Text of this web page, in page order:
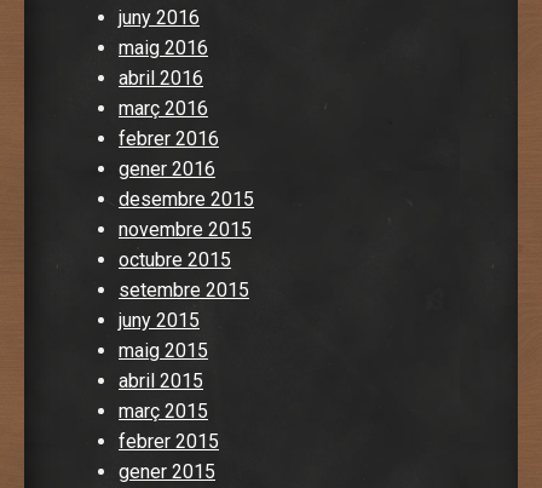
juny 2016
maig 2016
abril 2016
març 2016
febrer 2016
gener 2016
desembre 2015
novembre 2015
octubre 2015
setembre 2015
juny 2015
maig 2015
abril 2015
març 2015
febrer 2015
gener 2015